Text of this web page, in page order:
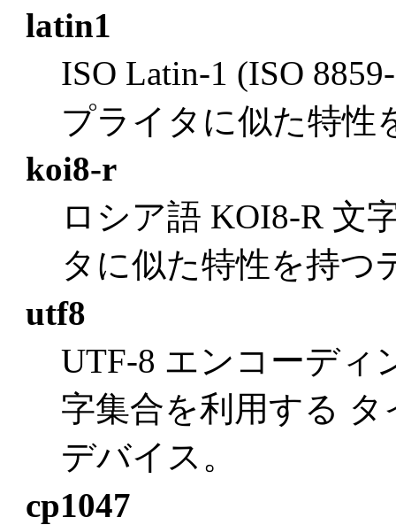
latin1
ISO Latin-1 (ISO
プライタに似た特性
koi8-r
ロシア語 KOI8-R 文
タに似た特性を持つ
utf8
UTF-8 エンコーディ
字集合を利用する
デバイス。
cp1047